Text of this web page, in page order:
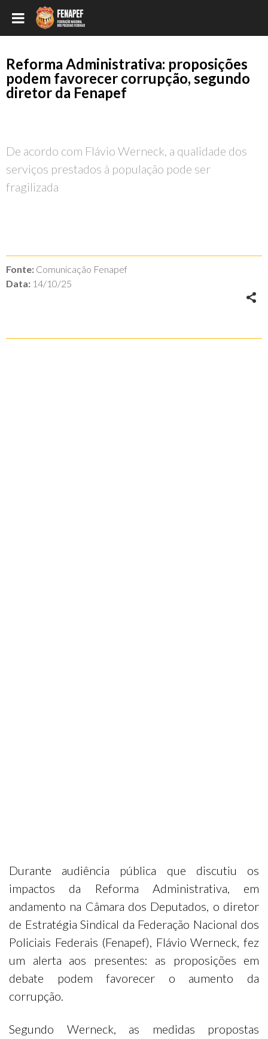
Reforma Administrativa: proposições
podem favorecer corrupção, segundo
diretor da Fenapef
De acordo com Flávio Werneck, a qualidade dos
serviços prestados à população pode ser
fragilizada
Fonte: Comunicação Fenapef
Data: 14/10/25
Durante audiência pública que discutiu os
impactos da Reforma Administrativa, em
andamento na Câmara dos Deputados, o diretor
de Estratégia Sindical da Federação Nacional dos
Policiais Federais (Fenapef), Flávio Werneck, fez
um alerta aos presentes: as proposições em
debate podem favorecer o aumento da
corrupção.
Segundo Werneck, as medidas propostas